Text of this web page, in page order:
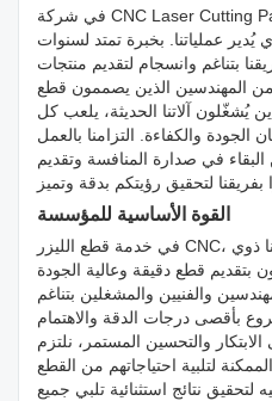
في شركة CNC Laser Cutting Parts Service، تكمن قوتنا في
عملياتنا. بخبرة تمتد لسنوات
بتناغم وانسجام لتقديم منتجات
من المهندسين الذين يصممون قطع
يُشغّلون آلاتنا الحديثة، يلعب كل
والكفاءة. التزامنا بالعمل
البقاء في صدارة المنافسة وتقديم
القوة الأساسية للمؤسسة
في خدمة قطع الليزر CNC، تكمن قوة فريقنا في خبرائنا ذوي
بتقديم قطع دقيقة وعالية الجودة
والفنيين والمشغلين بتناغم
بأقصى درجات الدقة والاهتمام
والتحسين المستمر، نلتزم
لتلبية احتياجاتهم من القطع
لتحقيق نتائج استثنائية تلبي جميع